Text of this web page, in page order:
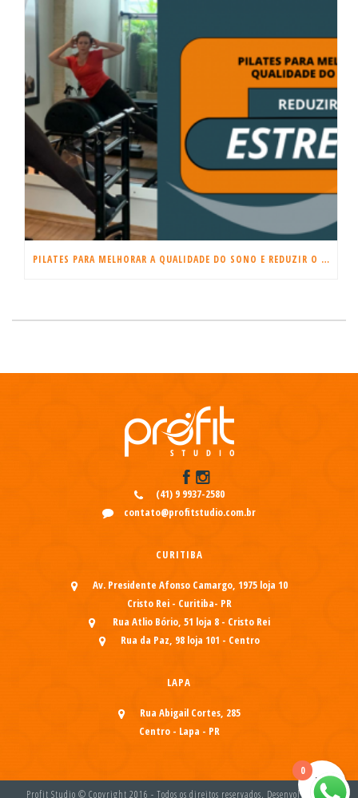
PILATES PARA MELHORAR A QUALIDADE DO SONO E REDUZIR O ESTRESSE
(41) 9 9937-2580
contato@profitstudio.com.br
CURITIBA
Av. Presidente Afonso Camargo, 1975 loja 10
Cristo Rei - Curitiba- PR
Rua Atlio Bório, 51 loja 8 - Cristo Rei
Rua da Paz, 98 loja 101 - Centro
LAPA
Rua Abigail Cortes, 285
Centro - Lapa - PR
Profit Studio © Copyright 2016 - Todos os direitos reservados. Desenvolvido por
0